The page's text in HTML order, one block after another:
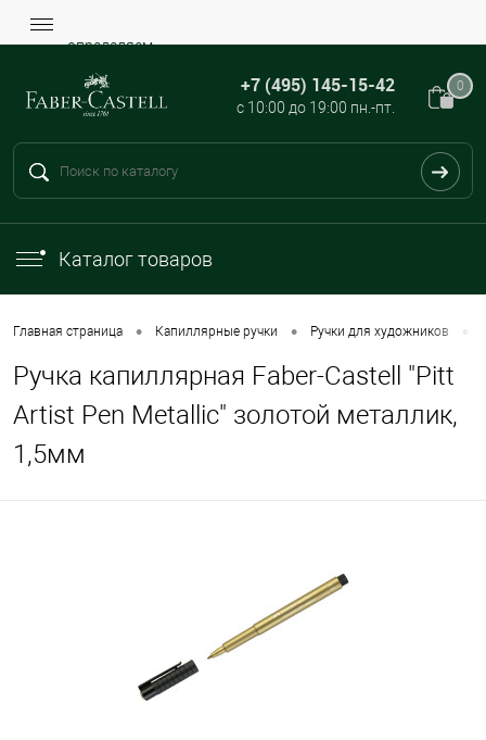
определяем...
+7 (495) 145-15-42
с 10:00 до 19:00 пн.-пт.
0
Каталог товаров
Главная страница • Капиллярные ручки • Ручки для художников
Ручка капиллярная Faber-Castell "Pitt
Artist Pen Metallic" золотой металлик,
1,5мм